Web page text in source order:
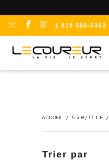
1 819 566-5363
ACCUEIL / 9.5 H / 11.0 F /
Trier par